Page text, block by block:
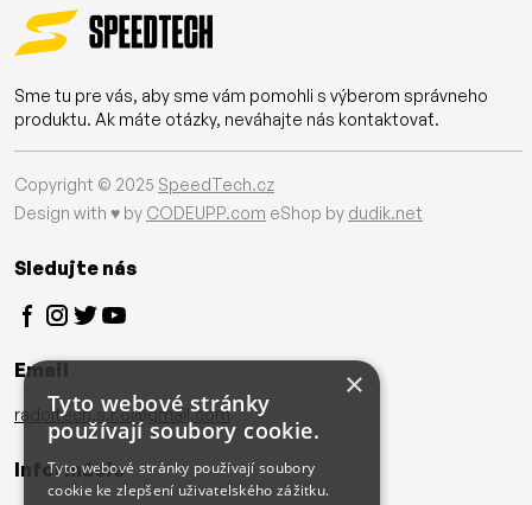
Sme tu pre vás, aby sme vám pomohli s výberom správneho
produktu. Ak máte otázky, neváhajte nás kontaktovať.
Copyright © 2025 SpeedTech.cz
Design with ♥ by CODEUPP.com eShop by dudik.net
Sledujte nás
Email
radoltech.s.r.o@gmail.com
Informácie
×
Tyto webové stránky
používají soubory cookie.
Tyto webové stránky používají soubory
cookie ke zlepšení uživatelského zážitku.